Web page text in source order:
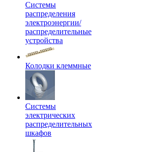
Системы
распределения
электроэнергии/
распределительные
устройства
Колодки клеммные
Системы
электрических
распределительных
шкафов